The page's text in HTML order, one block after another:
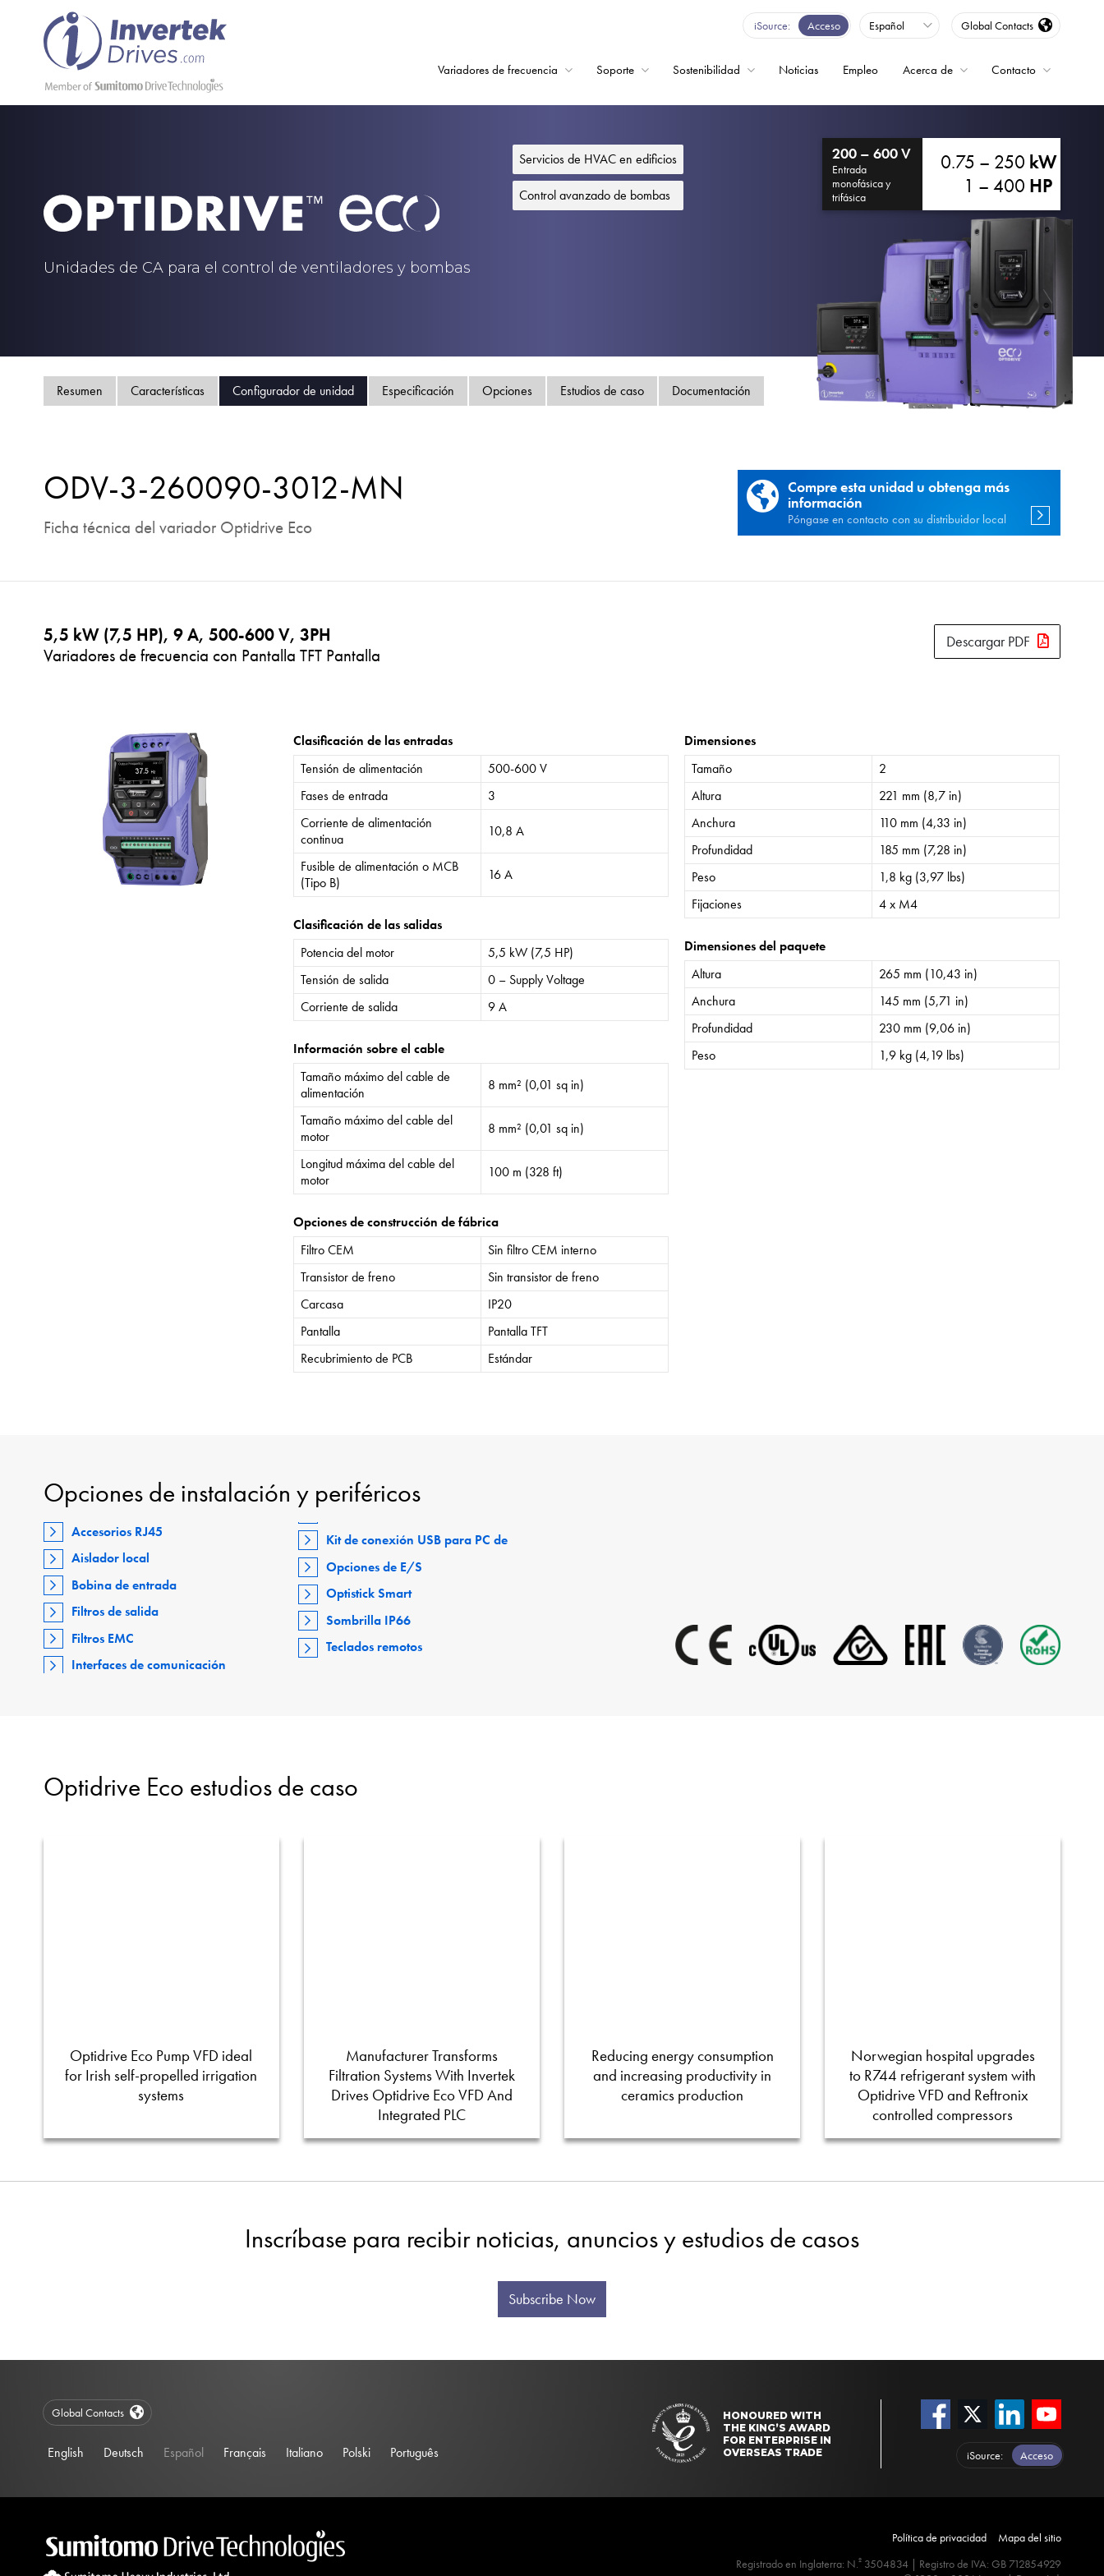
iSource Acceso Español Global Contacts
Variadores de frecuencia Soporte Sostenibilidad Noticias Empleo Acerca de Contacto
Unidades de CA para el control de ventiladores y bombas
Servicios de HVAC en edificios
Control avanzado de bombas
200 – 600 V
Entrada
monofásica y
trifásica
0.75 – 250 kW
1 – 400 HP
Resumen Características Configurador de unidad Especificación Opciones Estudios de caso Documentación
ODV-3-260090-3012-MN
Ficha técnica del variador Optidrive Eco
Compre esta unidad u obtenga más
información
Póngase en contacto con su distribuidor local
5,5 kW (7,5 HP), 9 A, 500-600 V, 3PH
Variadores de frecuencia con Pantalla TFT Pantalla
Descargar PDF
Clasificación de las entradas
Tensión de alimentación
500-600 V
Fases de entrada
3
Corriente de alimentación
continua
10,8 A
Fusible de alimentación o MCB
(Tipo B)
16 A
Clasificación de las salidas
Potencia del motor
5,5 kW (7,5 HP)
Tensión de salida
0 – Supply Voltage
Corriente de salida
9 A
Información sobre el cable
Tamaño máximo del cable de
alimentación
8 mm² (0,01 sq in)
Tamaño máximo del cable del
motor
8 mm² (0,01 sq in)
Longitud máxima del cable del
motor
100 m (328 ft)
Opciones de construcción de fábrica
Filtro CEM
Sin filtro CEM interno
Transistor de freno
Sin transistor de freno
Carcasa
IP20
Pantalla
Pantalla TFT
Recubrimiento de PCB
Estándar
Dimensiones
Tamaño
2
Altura
221 mm (8,7 in)
Anchura
110 mm (4,33 in)
Profundidad
185 mm (7,28 in)
Peso
1,8 kg (3,97 lbs)
Fijaciones
4 x M4
Dimensiones del paquete
Altura
265 mm (10,43 in)
Anchura
145 mm (5,71 in)
Profundidad
230 mm (9,06 in)
Peso
1,9 kg (4,19 lbs)
Opciones de instalación y periféricos
Accesorios RJ45
Aislador local
Bobina de entrada
Filtros de salida
Filtros EMC
Interfaces de comunicación
Kit de conexión USB para PC de
Opciones de E/S
Optistick Smart
Sombrilla IP66
Teclados remotos
Optidrive Eco estudios de caso
Optidrive Eco Pump VFD ideal
for Irish self-propelled irrigation
systems
Manufacturer Transforms
Filtration Systems With Invertek
Drives Optidrive Eco VFD And
Integrated PLC
Reducing energy consumption
and increasing productivity in
ceramics production
Norwegian hospital upgrades
to R744 refrigerant system with
Optidrive VFD and Reftronix
controlled compressors
Inscríbase para recibir noticias, anuncios y estudios de casos
Subscribe Now
HONOURED WITH
THE KING’S AWARD
FOR ENTERPRISE IN
OVERSEAS TRADE
iSource Acceso
Global Contacts
English Deutsch Español Français Italiano Polski Português
Política de privacidad
Mapa del sitio
Registrado en Inglaterra: N.º 3504834 | Registro de IVA: GB 712854929
Variadores de frecuencia
Soporte
Sostenibilidad
Política de privacidad
Mapa del sitio